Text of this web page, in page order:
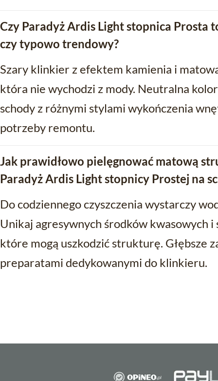
Czy Paradyż Ardis Light stopnica Prosta
czy typowo trendowy?
Szary klinkier z efektem kamienia i
która nie wychodzi z mody. Neutralna
schody z różnymi stylami wykończenia
potrzeby remontu.
Jak prawidłowo pielęgnować matową
Paradyż Ardis Light stopnicy Prostej na
Do codziennego czyszczenia wystarczy
Unikaj agresywnych środków kwasowych
które mogą uszkodzić strukturę. Głębsze
preparatami dedykowanymi do klinkieru.